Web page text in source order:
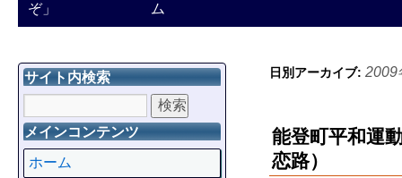
ぞ」 ム
日別アーカイブ: 2009
能登町平和運
恋路）
サイト内検索
メインコンテンツ
ホーム